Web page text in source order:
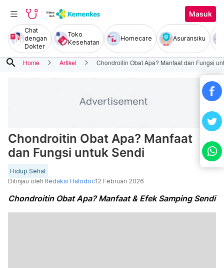
Masuk
Chat
dengan
Dokter
Toko
Kesehatan
Homecare Asuransiku
search Home Artikel Chondroitin Obat Apa? Manfaat dan Fungsi
Chondroitin Obat Apa? Manfaat
dan Fungsi untuk Sendi
Hidup Sehat
Ditinjau oleh Redaksi Halodoc12 Februari 2026
Chondroitin Obat Apa? Manfaat & Efek Samping Sendi